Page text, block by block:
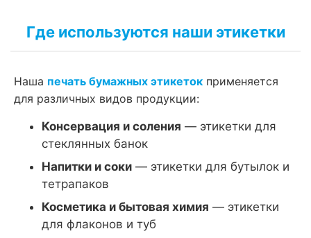
Где используются наши этикетки
Наша печать бумажных этикеток применяется
для различных видов продукции:
Консервация и соления — этикетки для
стеклянных банок
Напитки и соки — этикетки для бутылок и
тетрапаков
Косметика и бытовая химия — этикетки
для флаконов и туб